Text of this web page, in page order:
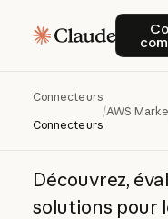
Connecteurs
Connecteurs
/AWS
AWS
Découvrez,
solutions pour